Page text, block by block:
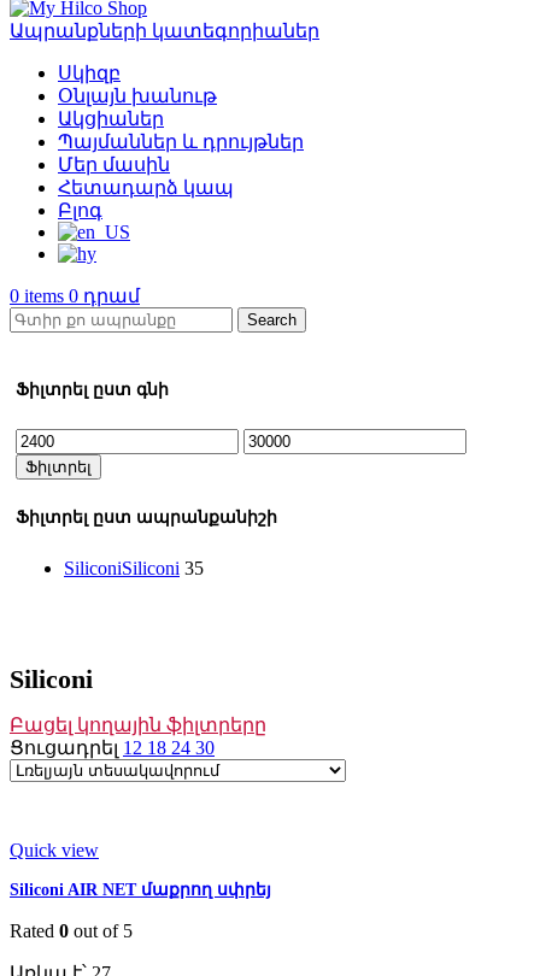
Ապրանքների կատեգորիաներ
Սկիզբ
Օնլայն խանութ
Ակցիաներ
Պայմաններ և դրույթներ
Մեր մասին
Հետադարձ կապ
Բլոգ
0 items 0
Search
Ֆիլտրել ըստ գնի
Min
price
Max
price
Ֆիլտրել
Ֆիլտրել ըստ ապրանքանիշի
SiliconiSiliconi 35
Siliconi
Բացել կողային ֆիլտրերը
Ցուցադրել 12 18 24 30
Quick view
Siliconi AIR NET մաքրող սփրեյ
Rated 0 out of 5